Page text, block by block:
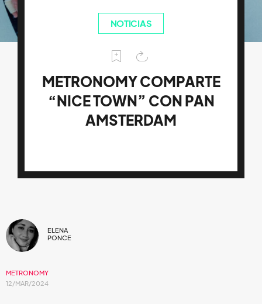
NOTICIAS
METRONOMY COMPARTE
“NICE TOWN” CON PAN
AMSTERDAM
ELENA
PONCE
METRONOMY
12/MAR/2024